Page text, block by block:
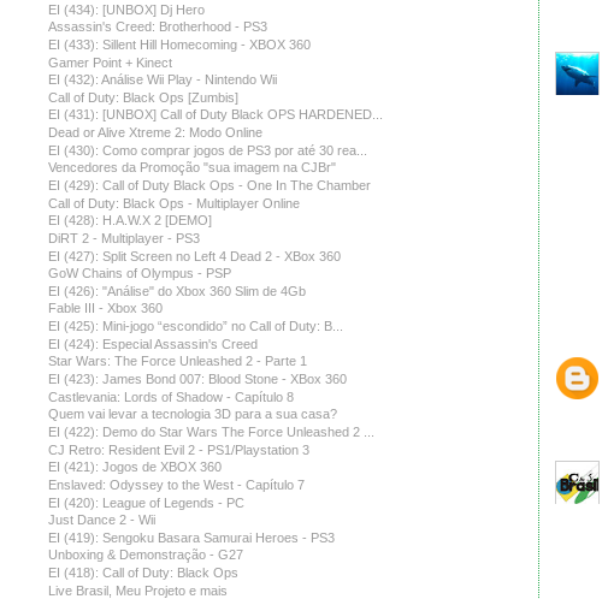
EI (434): [UNBOX] Dj Hero
Assassin's Creed: Brotherhood - PS3
EI (433): Sillent Hill Homecoming - XBOX 360
Gamer Point + Kinect
EI (432): Análise Wii Play - Nintendo Wii
Call of Duty: Black Ops [Zumbis]
EI (431): [UNBOX] Call of Duty Black OPS HARDENED...
Dead or Alive Xtreme 2: Modo Online
EI (430): Como comprar jogos de PS3 por até 30 rea...
Vencedores da Promoção "sua imagem na CJBr"
EI (429): Call of Duty Black Ops - One In The Chamber
Call of Duty: Black Ops - Multiplayer Online
EI (428): H.A.W.X 2 [DEMO]
DiRT 2 - Multiplayer - PS3
EI (427): Split Screen no Left 4 Dead 2 - XBox 360
GoW Chains of Olympus - PSP
EI (426): "Análise" do Xbox 360 Slim de 4Gb
Fable III - Xbox 360
EI (425): Mini-jogo “escondido” no Call of Duty: B...
EI (424): Especial Assassin's Creed
Star Wars: The Force Unleashed 2 - Parte 1
EI (423): James Bond 007: Blood Stone - XBox 360
Castlevania: Lords of Shadow - Capítulo 8
Quem vai levar a tecnologia 3D para a sua casa?
EI (422): Demo do Star Wars The Force Unleashed 2 ...
CJ Retro: Resident Evil 2 - PS1/Playstation 3
EI (421): Jogos de XBOX 360
Enslaved: Odyssey to the West - Capítulo 7
EI (420): League of Legends - PC
Just Dance 2 - Wii
EI (419): Sengoku Basara Samurai Heroes - PS3
Unboxing & Demonstração - G27
EI (418): Call of Duty: Black Ops
Live Brasil, Meu Projeto e mais